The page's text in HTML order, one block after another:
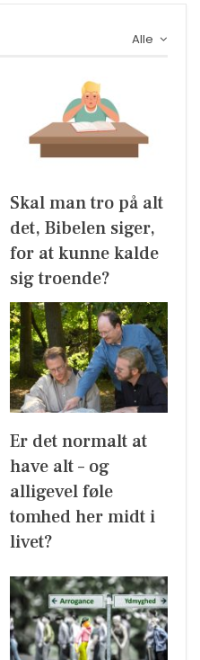
Alle
Skal man tro på alt
det, Bibelen siger,
for at kunne kalde
sig troende?
Er det normalt at
have alt – og
alligevel føle
tomhed her midt i
livet?